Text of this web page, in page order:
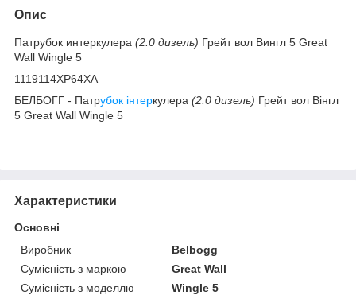
Опис
Патрубок интеркулера (2.0 дизель) Грейт вол Вингл 5 Great
Wall Wingle 5
1119114XP64XA
БЕЛБОГГ - Патрубок інтеркулера (2.0 дизель) Грейт вол Вінгл
5 Great Wall Wingle 5
Характеристики
Основні
Виробник
Belbogg
Сумісність з маркою
Great Wall
Сумісність з моделлю
Wingle 5